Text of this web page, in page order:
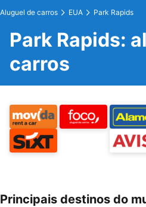
Aluguel de carros EUA Park Rapids
Park Rapids:
carros
Principais destinos do